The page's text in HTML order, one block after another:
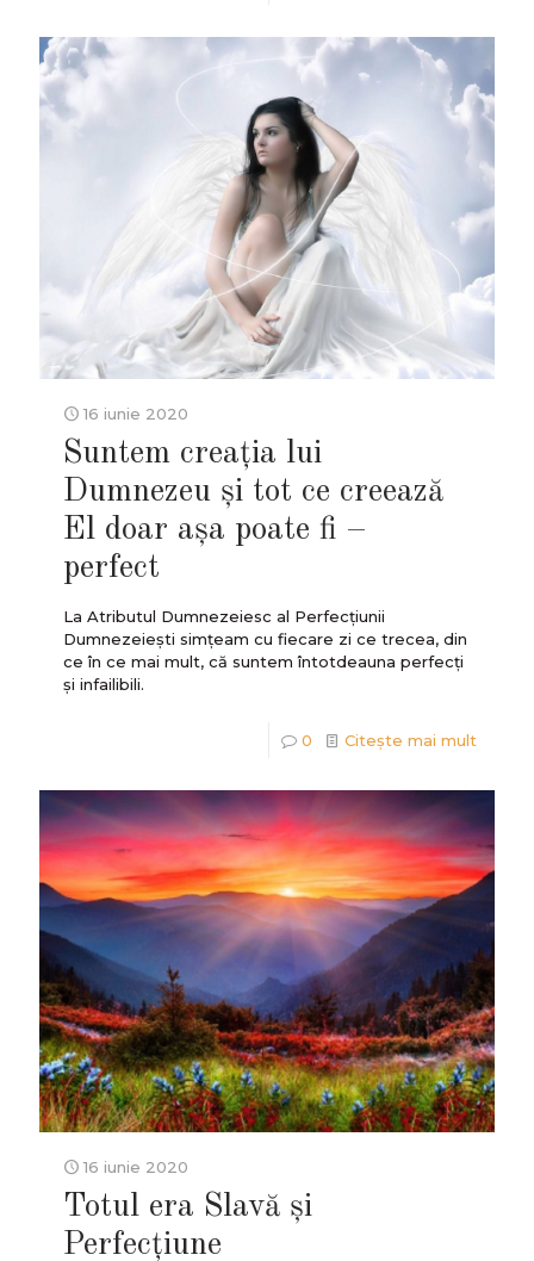
16 iunie 2020
Suntem creația lui
Dumnezeu și tot ce creează
El doar așa poate fi –
perfect
La Atributul Dumnezeiesc al Perfecțiunii
Dumnezeiești simțeam cu fiecare zi ce trecea, din
ce în ce mai mult, că suntem întotdeauna perfecți
și infailibili.
0 Citește mai mult
16 iunie 2020
Totul era Slavă și
Perfecțiune